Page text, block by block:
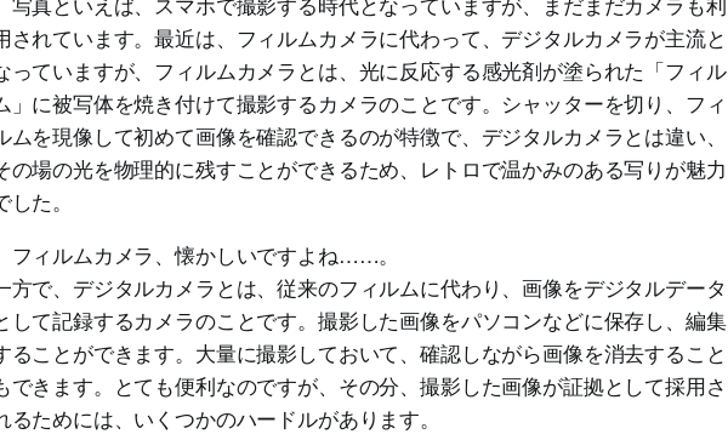
されています。最近は、フィルムカメラに代わって、デジタルカメラが主流と
っていますが、フィルムカメラとは、光に反応する感光剤が塗られた「フィル
」に被写体を焼き付けて撮影するカメラのことです。シャッターを切り、フィ
ムを現像して初めて画像を確認できるのが特徴で、デジタルカメラとは違い、
の場の光を物理的に残すことができるため、レトロで温かみのある写りが魅力
した。
フィルムカメラ、懐かしいですよね……。
方で、デジタルカメラとは、従来のフィルムに代わり、画像をデジタルデータ
して記録するカメラのことです。撮影した画像をパソコンなどに保存し、編集
ることができます。大量に撮影しておいて、確認しながら画像を消去すること
できます。とても便利なのですが、その分、撮影した画像が証拠として採用さ
るためには、いくつかのハードルがあります。